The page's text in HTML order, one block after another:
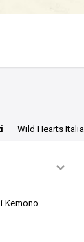
Wild Hearts Italia
Kemono.